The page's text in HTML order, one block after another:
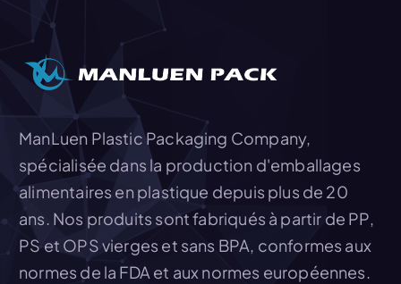
Ajouter Au Devis
ManLuen Plastic Packaging Company,
spécialisée dans la production d'emballages
alimentaires en plastique depuis plus de 20
ans. Nos produits sont fabriqués à partir de PP,
PS et OPS vierges et sans BPA, conformes aux
normes de la FDA et aux normes européennes.